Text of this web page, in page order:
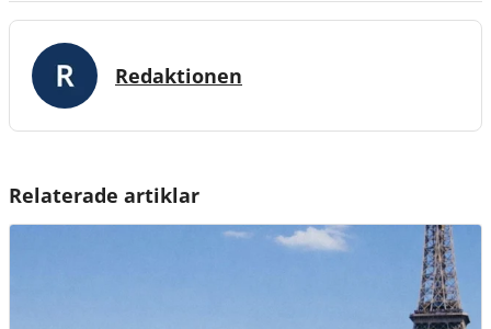
Redaktionen
Relaterade artiklar